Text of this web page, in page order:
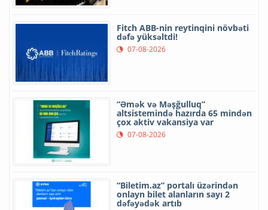
Fitch ABB-nin reytinqini növbəti
dəfə yüksəltdi!
07-08-2026
“Əmək və Məşğulluq”
altsistemində hazırda 65 mindən
çox aktiv vakansiya var
07-08-2026
“Biletim.az” portalı üzərindən
onlayn bilet alanların sayı 2
dəfəyədək artıb